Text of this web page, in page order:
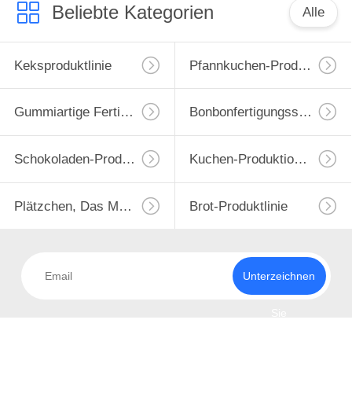
Beliebte Kategorien Alle
Keksproduktlinie Pfannkuchen-Produktionslinie
Gummiartige Fertigungsstraße Bonbonfertigungsstraße
Schokoladen-Produktlinie Kuchen-Produktions-Maschine
Plätzchen, Das Maschine Bildet Brot-Produktlinie
Unterzeichnen